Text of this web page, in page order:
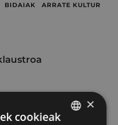
ARRATE KULTUR
×
cookieak